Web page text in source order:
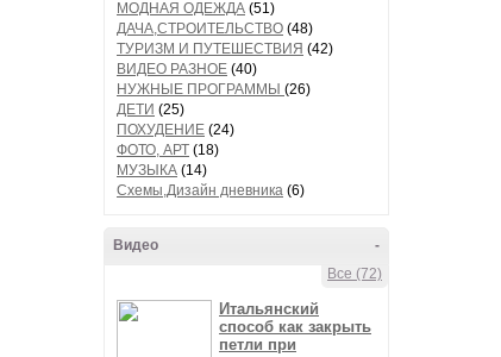
МОДНАЯ ОДЕЖДА (51)
ДАЧА,СТРОИТЕЛЬСТВО (48)
ТУРИЗМ И ПУТЕШЕСТВИЯ (42)
ВИДЕО РАЗНОЕ (40)
НУЖНЫЕ ПРОГРАММЫ (26)
ДЕТИ (25)
ПОХУДЕНИЕ (24)
ФОТО, АРТ (18)
МУЗЫКА (14)
Схемы,Дизайн дневника (6)
-
Видео
Все (72)
Итальянский
способ как закрыть
петли при